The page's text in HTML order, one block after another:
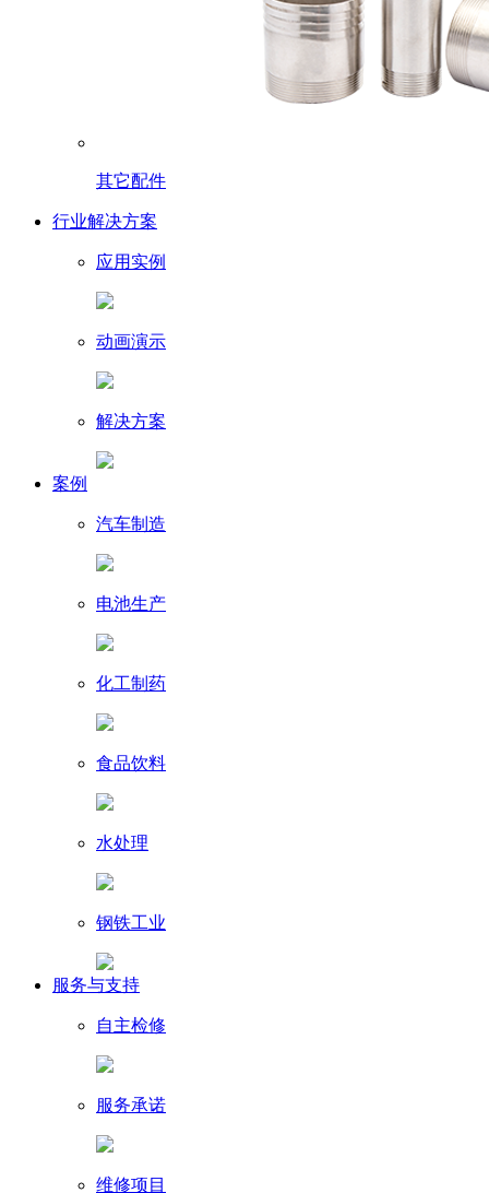
其它配件
行业解决方案
应用实例
动画演示
解决方案
案例
汽车制造
电池生产
化工制药
食品饮料
水处理
钢铁工业
服务与支持
自主检修
服务承诺
维修项目